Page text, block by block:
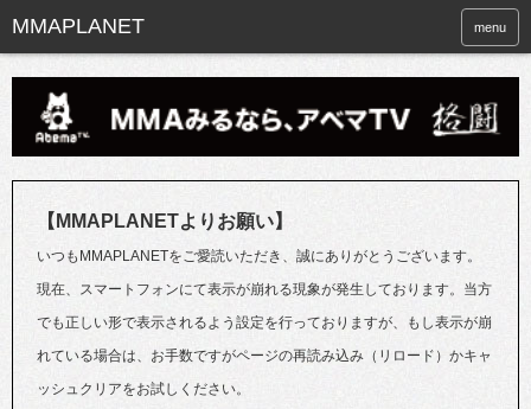
menu
【MMAPLANETよりお願い】
いつもMMAPLANETをご愛読いただき、誠にありがとうございます。
現在、スマートフォンにて表示が崩れる現象が発生しております。当方
でも正しい形で表示されるよう設定を行っておりますが、もし表示が崩
れている場合は、お手数ですがページの再読み込み（リロード）かキャ
ッシュクリアをお試しください。